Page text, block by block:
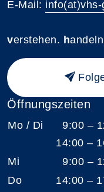
E-Mail:
verstehen. h
Öffnungszeiten
Mo / Di
9:00 –
14:00 –
Mi
9:00 –
Do
14:00 –